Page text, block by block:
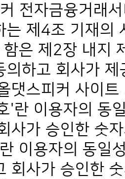
전자금융거래서
는 제4조 기재의
은 제2장 내지
의하고 회사가
댓스피커 사이
'란 이용자의 동
사가 승인한 숫
이용자의 동일
회사가 승인한